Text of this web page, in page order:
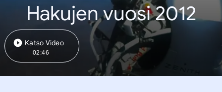
Hakujen vuosi 2012
Katso Video
02:46